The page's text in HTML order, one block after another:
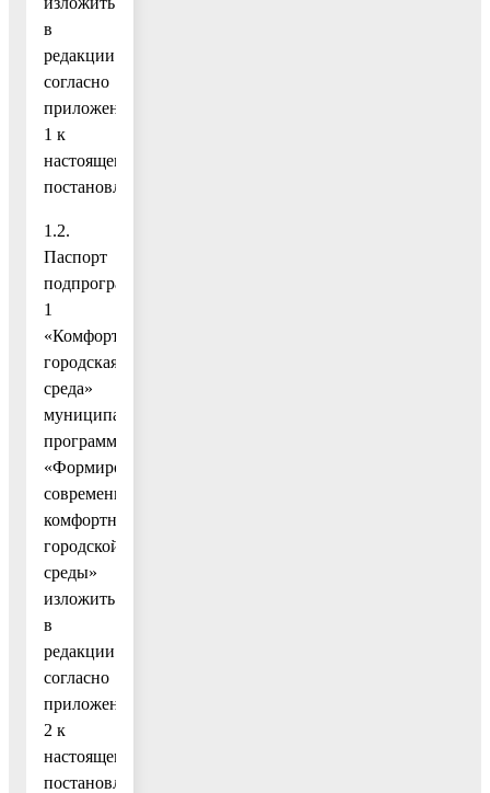
в
редакции
согласно
приложению
1 к
настоящему
постановлению;
1.2.
Паспорт
подпрограммы
1
«Комфортная
городская
среда»
муниципальной
программы
«Формирование
современной
комфортной
городской
среды»
изложить
в
редакции
согласно
приложению
2 к
настоящему
постановлению;